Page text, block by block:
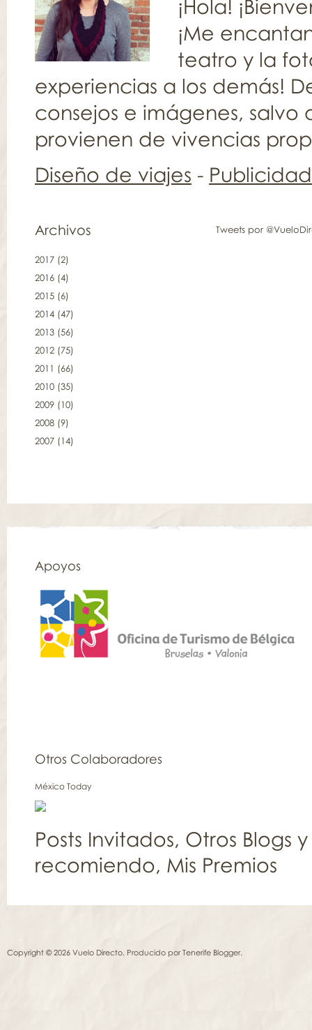
¡Hola!
¡Me
teatro y la
experiencias a los demás!
consejos e imágenes,
provienen de vivencias
Diseño de viajes -
Archivos
2017 (2)
2016 (4)
2015 (6)
2014 (47)
2013 (56)
2012 (75)
2011 (66)
2010 (35)
2009 (10)
2008 (9)
2007 (14)
Tweets por
Apoyos
Otros Colaboradores
México Today
Posts Invitados, Otros Blogs
recomiendo, Mis Premios
Copyright © 2026 Vuelo Directo. Producido porTenerife Blogger.